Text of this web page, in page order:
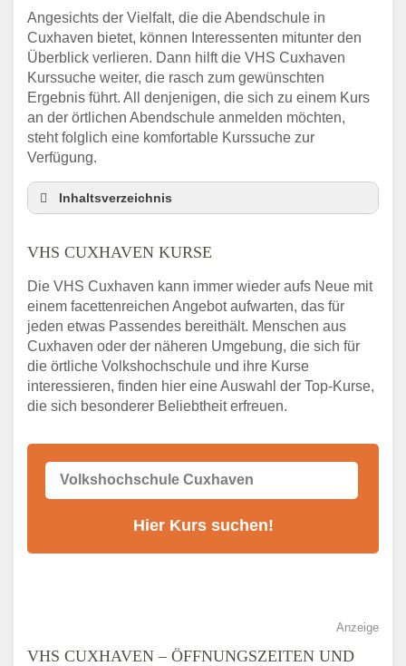
Angesichts der Vielfalt, die die Abendschule in
Cuxhaven bietet, können Interessenten mitunter den
Überblick verlieren. Dann hilft die VHS Cuxhaven
Kurssuche weiter, die rasch zum gewünschten
Ergebnis führt. All denjenigen, die sich zu einem Kurs
an der örtlichen Abendschule anmelden möchten,
steht folglich eine komfortable Kurssuche zur
Verfügung.
Inhaltsverzeichnis
VHS Cuxhaven Kurse
Telefonnummer
Stellenangebote der Volkshochschule
Cuxhaven
Online-Kurse – Alternative Angebote zum
VHS-Kurs
Alternativen zum VHS Programm 2026 in
VHS CUXHAVEN KURSE
Die VHS Cuxhaven kann immer wieder aufs Neue mit
einem facettenreichen Angebot aufwarten, das für
jeden etwas Passendes bereithält. Menschen aus
Cuxhaven oder der näheren Umgebung, die sich für
die örtliche Volkshochschule und ihre Kurse
interessieren, finden hier eine Auswahl der Top-Kurse,
die sich besonderer Beliebtheit erfreuen.
Anzeige
VHS CUXHAVEN – ÖFFNUNGSZEITEN UND